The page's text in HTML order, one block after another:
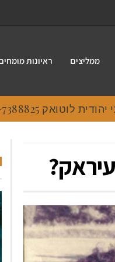
ממליצים ראיונות
054-7388825.